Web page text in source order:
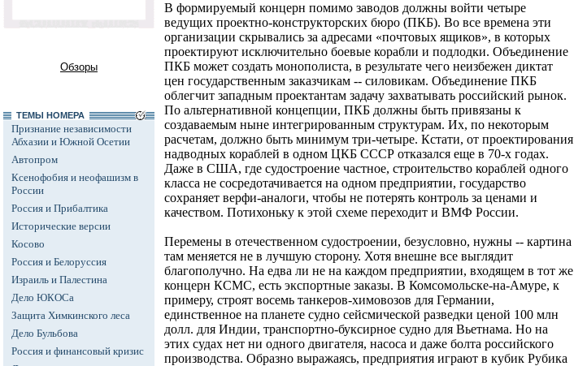
Обзоры
ТЕМЫ НОМЕРА
Признание независимости
Абхазии и Южной Осетии
Автопром
Ксенофобия и неофашизм в
России
Россия и Прибалтика
Исторические версии
Косово
Россия и Белоруссия
Израиль и Палестина
Дело ЮКОСа
Защита Химкинского леса
Дело Бульбова
Россия и финансовый кризис
В формируемый концерн помимо заводов должны войти четыре
ведущих проектно-конструкторских бюро (ПКБ). Во все времена эти
организации скрывались за адресами «почтовых ящиков», в которых
проектируют исключительно боевые корабли и подлодки. Объединение
ПКБ может создать монополиста, в результате чего неизбежен диктат
цен государственным заказчикам -- силовикам. Объединение ПКБ
облегчит западным проектантам задачу захватывать российский рынок.
По альтернативной концепции, ПКБ должны быть привязаны к
создаваемым ныне интегрированным структурам. Их, по некоторым
расчетам, должно быть минимум три-четыре. Кстати, от проектирования
надводных кораблей в одном ЦКБ СССР отказался еще в 70-х годах.
Даже в США, где судостроение частное, строительство кораблей одного
класса не сосредотачивается на одном предприятии, государство
сохраняет верфи-аналоги, чтобы не потерять контроль за ценами и
качеством. Потихоньку к этой схеме переходит и ВМФ России.
Перемены в отечественном судостроении, безусловно, нужны -- картина
там меняется не в лучшую сторону. Хотя внешне все выглядит
благополучно. На едва ли не на каждом предприятии, входящем в тот же
концерн КСМС, есть экспортные заказы. В Комсомольске-на-Амуре, к
примеру, строят восемь танкеров-химовозов для Германии,
единственное на планете судно сейсмической разведки ценой 100 млн
долл. для Индии, транспортно-буксирное судно для Вьетнама. Но на
этих судах нет ни одного двигателя, насоса и даже болта российского
производства. Образно выражаясь, предприятия играют в кубик Рубика